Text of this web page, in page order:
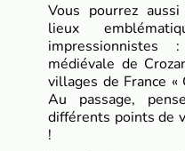
Vous pourrez
lieux
impressionnistes
médiévale de
villages de France «
Au passage,
différents points de
!